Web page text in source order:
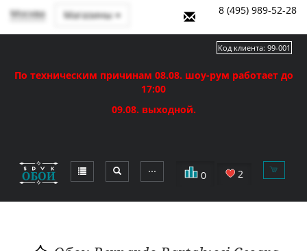
Москва Магазины 8 (495) 989-52-28
По техническим причинам 08.08. шоу-рум работает до
17:00
09.08. выходной.
⋯ 0 2
Код клиента: 99-001